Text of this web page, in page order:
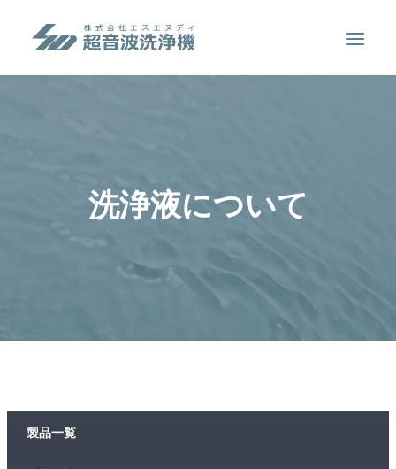
洗浄液について
製品一覧